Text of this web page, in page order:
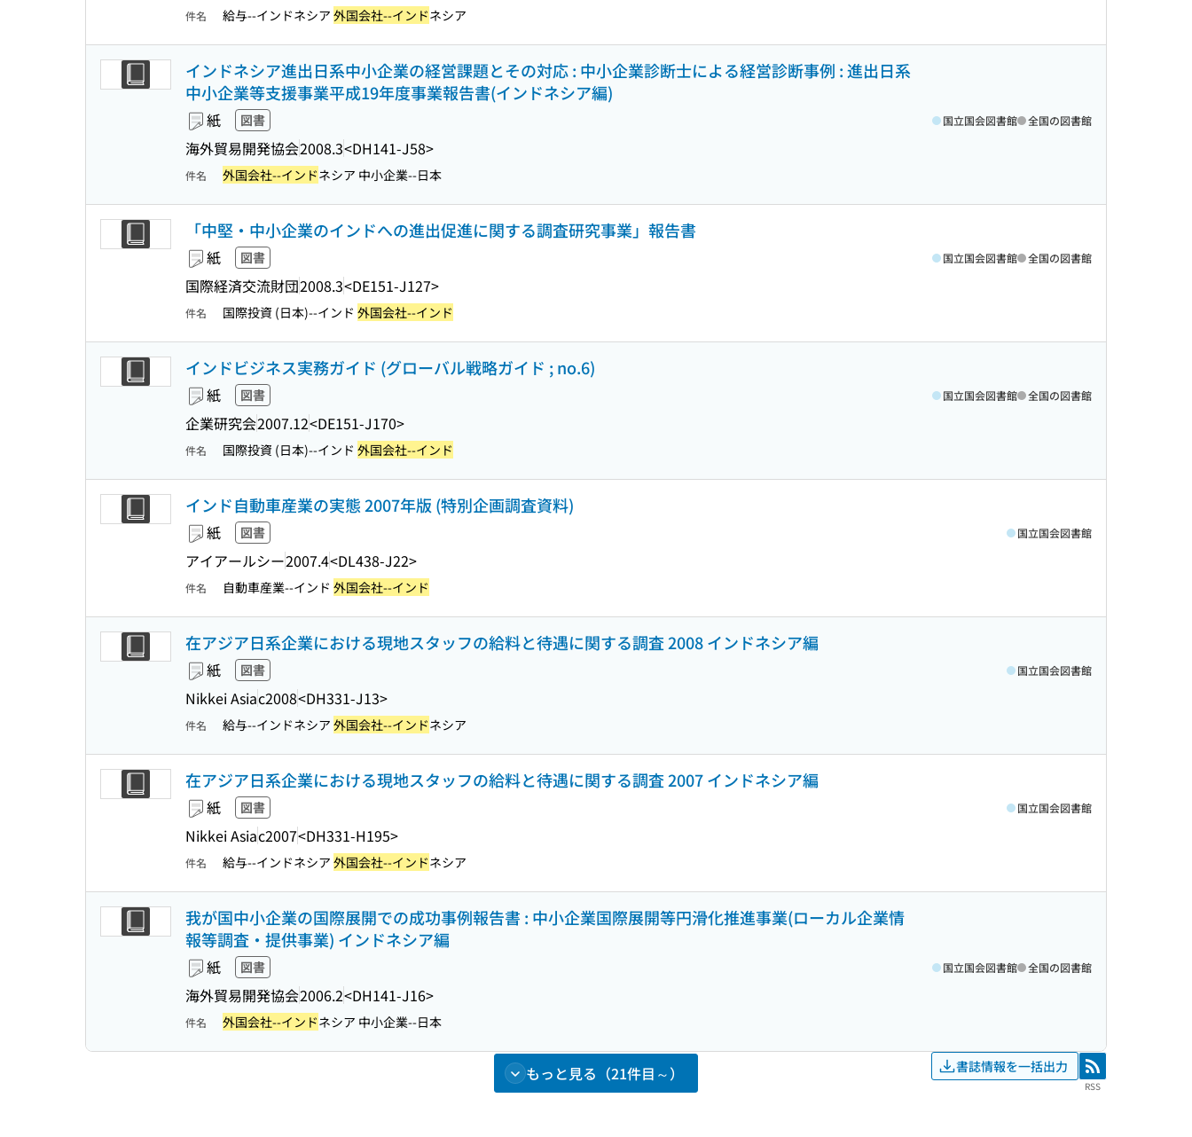
件名 給与--インドネシア 外国会社--インドネシア
インドネシア進出日系中小企業の経営課題とその対応 : 中小企業診断士による経営診断事例 : 進出日系
中小企業等支援事業平成19年度事業報告書(インドネシア編)
紙 図書
海外貿易開発協会2008.3<DH141-J58>
国立国会図書館 全国の図書館
件名 外国会社--インドネシア 中小企業--日本
「中堅・中小企業のインドへの進出促進に関する調査研究事業」報告書
紙 図書
国際経済交流財団2008.3<DE151-J127>
国立国会図書館 全国の図書館
件名 国際投資 (日本)--インド 外国会社--インド
インドビジネス実務ガイド (グローバル戦略ガイド ; no.6)
紙 図書
企業研究会2007.12<DE151-J170>
国立国会図書館 全国の図書館
件名 国際投資 (日本)--インド 外国会社--インド
インド自動車産業の実態 2007年版 (特別企画調査資料)
紙 図書
アイアールシー2007.4<DL438-J22>
国立国会図書館
件名 自動車産業--インド 外国会社--インド
在アジア日系企業における現地スタッフの給料と待遇に関する調査 2008 インドネシア編
紙 図書
Nikkei Asiac2008<DH331-J13>
国立国会図書館
件名 給与--インドネシア 外国会社--インドネシア
在アジア日系企業における現地スタッフの給料と待遇に関する調査 2007 インドネシア編
紙 図書
Nikkei Asiac2007<DH331-H195>
国立国会図書館
件名 給与--インドネシア 外国会社--インドネシア
我が国中小企業の国際展開での成功事例報告書 : 中小企業国際展開等円滑化推進事業(ローカル企業情
報等調査・提供事業) インドネシア編
紙 図書
海外貿易開発協会2006.2<DH141-J16>
国立国会図書館 全国の図書館
件名 外国会社--インドネシア 中小企業--日本
もっと見る（21件目～） 書誌情報を一括出力 RSS
RSS